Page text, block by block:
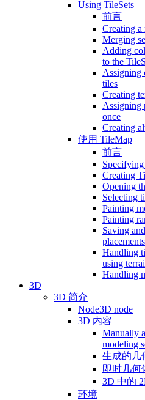
Using TileSets
前言
Creating a
Merging
Adding
to the
Assigning
tiles
Creating
Assigning
once
Creating
使用 TileMap
前言
Creating
Opening
Selecting
Painting
Painting
Saving
Handling
using
Handling
3D
3D 简介
Node3D node
3D 内容
Manually
modeling
生成的几
即时几何
3D 中的
环境